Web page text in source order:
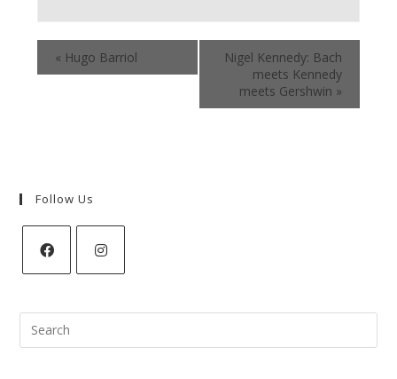
« Hugo Barriol
Nigel Kennedy: Bach
meets Kennedy
meets Gershwin »
Follow Us
Search
for: